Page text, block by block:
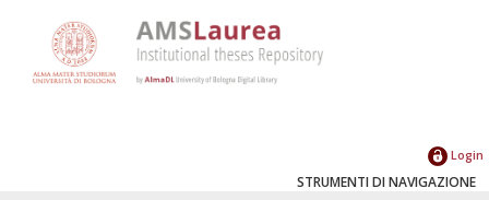
Login
STRUMENTI DI NAVIGAZIONE